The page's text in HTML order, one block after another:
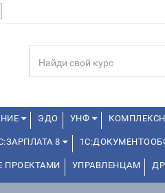
ЭДО УНФ
8
ПРОЕКТАМИ УПРАВЛЕНЦАМ